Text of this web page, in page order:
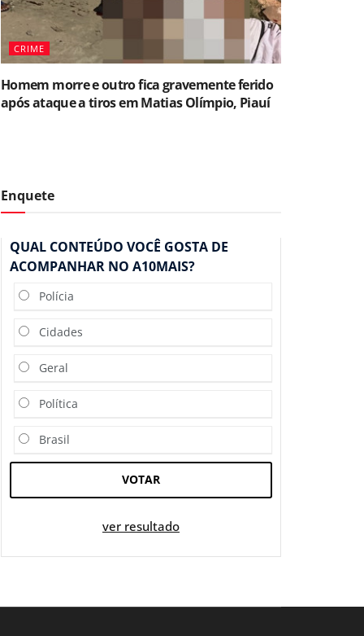
CRIME
Homem morre e outro fica gravemente ferido
após ataque a tiros em Matias Olímpio, Piauí
Enquete
QUAL CONTEÚDO VOCÊ GOSTA DE
ACOMPANHAR NO A10MAIS?
Polícia
Cidades
Geral
Política
Brasil
VOTAR
ver resultado